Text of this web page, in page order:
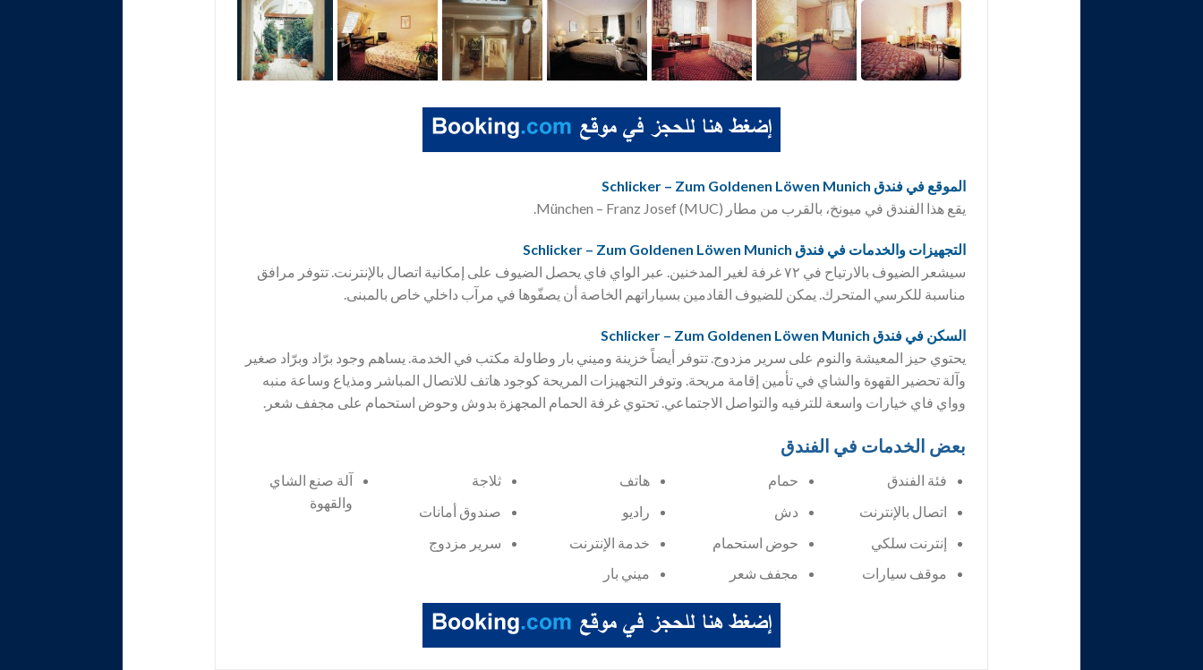
الموقع في فندق Schlicker – Zum Goldenen Löwen Munich
يقع هذا الفندق في ميونخ، بالقرب من مطار München – Franz Josef (MUC).
التجهيزات والخدمات في فندق Schlicker – Zum Goldenen Löwen Munich
سيشعر الضيوف بالارتياح في ٧٢ غرفة لغير المدخنين. عبر الواي فاي يحصل الضيوف على إمكانية اتصال بالإنترنت. تتوفر مرافق
مناسبة للكرسي المتحرك. يمكن للضيوف القادمين بسياراتهم الخاصة أن يصفّوها في مرآب داخلي خاص بالمبنى.
السكن في فندق Schlicker – Zum Goldenen Löwen Munich
يحتوي حيز المعيشة والنوم على سرير مزدوج. تتوفر أيضاً خزينة وميني بار وطاولة مكتب في الخدمة. يساهم وجود برّاد وبرّاد صغير
وآلة تحضير القهوة والشاي في تأمين إقامة مريحة. وتوفر التجهيزات المريحة كوجود هاتف للاتصال المباشر ومذياع وساعة منبه
وواي فاي خيارات واسعة للترفيه والتواصل الاجتماعي. تحتوي غرفة الحمام المجهزة بدوش وحوض استحمام على مجفف شعر.
بعض الخدمات في الفندق
فئة الفندق
اتصال بالإنترنت
إنترنت سلكي
موقف سيارات
حمام
دش
حوض استحمام
مجفف شعر
هاتف
راديو
خدمة الإنترنت
ميني بار
ثلاجة
صندوق أمانات
سرير مزدوج
آلة صنع الشاي
والقهوة